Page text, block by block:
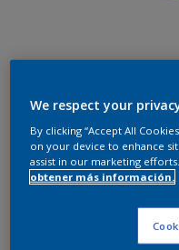
Fruto del Bosque
Tamaño
We respect your
By clicking “Accept All
on your device to enhance
assist in our marketing efforts.
obtener más información.